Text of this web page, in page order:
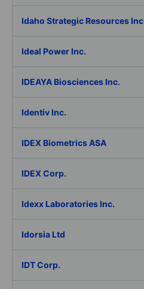
Idaho Strategic Resources Inc
Ideal Power Inc.
IDEAYA Biosciences Inc.
Identiv Inc.
IDEX Biometrics ASA
IDEX Corp.
Idexx Laboratories Inc.
Idorsia Ltd
IDT Corp.